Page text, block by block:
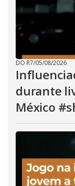
DO R7/05/08/2026
durante
México